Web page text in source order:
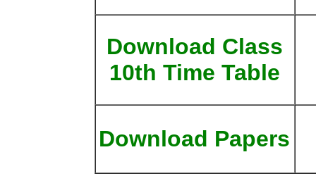
Download Class
10th Time Table
Download Papers